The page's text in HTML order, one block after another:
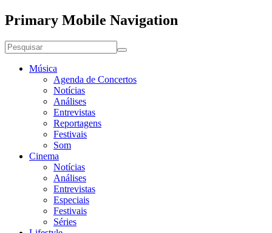
Primary Mobile Navigation
Música
Agenda de Concertos
Notícias
Análises
Entrevistas
Reportagens
Festivais
Som
Cinema
Notícias
Análises
Entrevistas
Especiais
Festivais
Séries